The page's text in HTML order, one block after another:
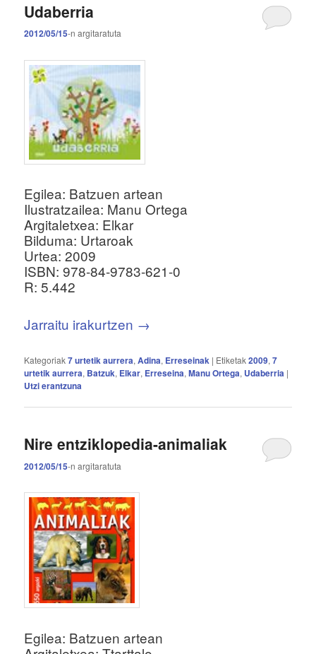
Udaberria
2012/05/15-nargitaratuta
Egilea: Batzuen artean
Ilustratzailea: Manu Ortega
Argitaletxea: Elkar
Bilduma: Urtaroak
Urtea: 2009
ISBN: 978-84-9783-621-0
R: 5.442
Jarraitu irakurtzen →
Kategoriak7 urtetik aurrera,Adina, Erreseinak | Etiketak2009,7
urtetik aurrera, Batzuk, Elkar, Erreseina,Manu Ortega, Udaberria |
Utzi erantzuna
Nire entziklopedia-animaliak
2012/05/15-nargitaratuta
Egilea: Batzuen artean